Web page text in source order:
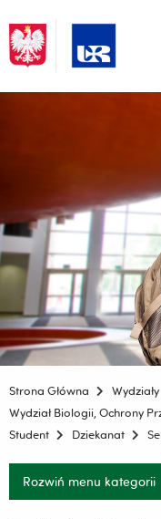
Strona Główna
Wydziały
Wydział Biologii, Ochrony
Student
Dziekanat
Rozwiń menu kategorii